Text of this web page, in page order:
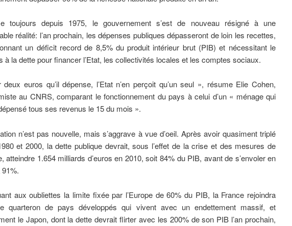
toujours depuis 1975, le gouvernement s’est de nouveau résigné à une
réalité: l’an prochain, les dépenses publiques dépasseront de loin les recettes,
un déficit record de 8,5% du produit intérieur brut (PIB) et nécessitant le
à la dette pour financer l’Etat, les collectivités locales et les comptes sociaux.
deux euros qu’il dépense, l’Etat n’en perçoit qu’un seul », résume Elie Cohen,
au CNRS, comparant le fonctionnement du pays à celui d’un « ménage qui
tous ses revenus le 15 du mois ».
n’est pas nouvelle, mais s’aggrave à vue d’oeil. Après avoir quasiment triplé
et 2000, la dette publique devrait, sous l’effet de la crise et des mesures de
atteindre 1.654 milliards d’euros en 2010, soit 84% du PIB, avant de s’envoler en
aux oubliettes la limite fixée par l’Europe de 60% du PIB, la France rejoindra
quarteron de pays développés qui vivent avec un endettement massif, et
le Japon, dont la dette devrait flirter avec les 200% de son PIB l’an prochain,